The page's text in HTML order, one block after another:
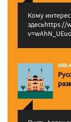
Кому
здесьhttps://
KRR